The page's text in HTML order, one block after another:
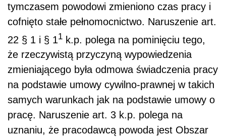
tymczasem powodowi zmieniono czas pracy i
cofnięto stałe pełnomocnictwo. Naruszenie art.
22 § 1 i § 11 k.p. polega na pominięciu tego,
że rzeczywistą przyczyną wypowiedzenia
zmieniającego była odmowa świadczenia pracy
na podstawie umowy cywilno-prawnej w takich
samych warunkach jak na podstawie umowy o
pracę. Naruszenie art. 3 k.p. polega na
uznaniu, że pracodawcą powoda jest Obszar